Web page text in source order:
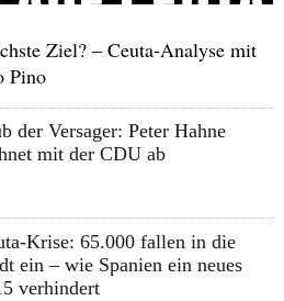
Ziel? – Ceuta-Analyse mit
Pino
der Versager: Peter Hahne
mit der CDU ab
Krise: 65.000 fallen in die
ein – wie Spanien ein neues
verhindert